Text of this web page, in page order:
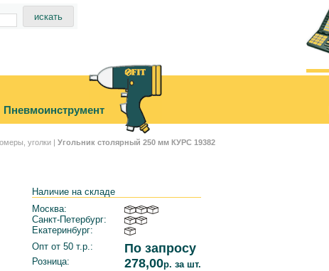
Пневмоинструмент
уголки | Угольник столярный 250 мм КУРС 19382
Наличие на складе
Москва:
Санкт-Петербург:
Екатеринбург:
Опт от 50 т.р.:
По запросу
Розница: 278,00р. за шт.